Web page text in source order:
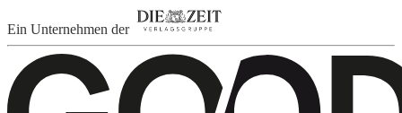
Ein Unternehmen der